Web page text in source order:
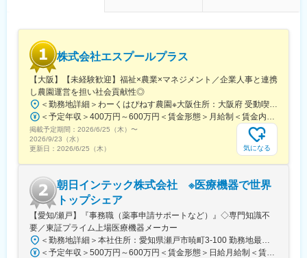
株式会社エスプールプラス
【大阪】【未経験歓迎】福祉×農業×マネジメント／企業人事と連携
し農園運営を担い社会貢献性◎
掲載予定期間： 2026/6/25（木） 〜
2026/9/23（水）
更新日： 2026/6/25（木） 気になる
朝日インテック株式会社 ※医療機器で世界
トップシェア
【愛知/瀬戸】『事務職（薬事申請サポートなど）』◇専門知識不
要／東証プライム上場医療機器メーカー